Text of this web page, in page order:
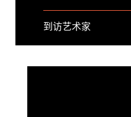
到访艺术家